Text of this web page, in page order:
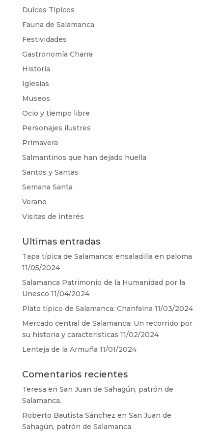
Dulces Típicos
Fauna de Salamanca
Festividades
Gastronomía Charra
Historia
Iglesias
Museos
Ocio y tiempo libre
Personajes ilustres
Primavera
Salmantinos que han dejado huella
Santos y Santas
Semana Santa
Verano
Visitas de interés
Ultimas entradas
Tapa típica de Salamanca: ensaladilla en paloma
11/05/2024
Salamanca Patrimonio de la Humanidad por la
Unesco 11/04/2024
Plato típico de Salamanca: Chanfaina 11/03/2024
Mercado central de Salamanca: Un recorrido por
su historia y características 11/02/2024
Lenteja de la Armuña 11/01/2024
Comentarios recientes
Teresa en San Juan de Sahagún, patrón de
Salamanca.
Roberto Bautista Sánchez en San Juan de
Sahagún, patrón de Salamanca.